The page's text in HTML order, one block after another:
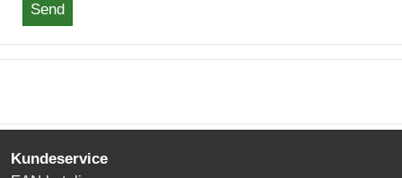
Send
Kundeservice